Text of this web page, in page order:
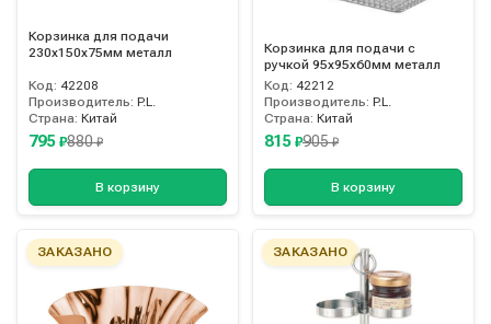
Корзинка для подачи
230х150х75мм металл
Код: 42208
Производитель: P.L.
Страна: Китай
795 ₽880₽
В корзину
Корзинка для подачи с
ручкой 95х95х60мм металл
Код: 42212
Производитель: P.L.
Страна: Китай
815 ₽905₽
В корзину
ЗАКАЗАНО ЗАКАЗАНО